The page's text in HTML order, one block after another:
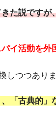
た説ですが
イ活動を外
しつつありま
「古典的」